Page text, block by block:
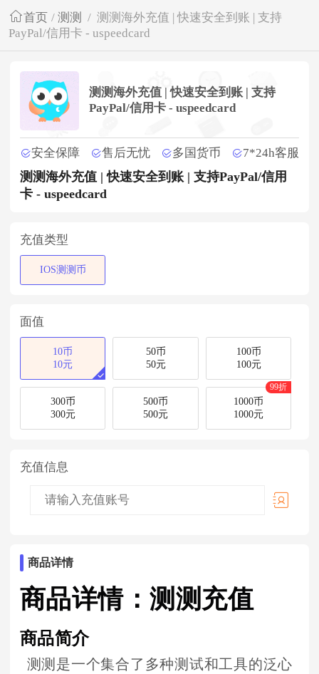
首页 / 测测 / 测测海外充值 | 快速安全到账 | 支持
PayPal/信用卡 - uspeedcard
测测海外充值 | 快速安全到账 | 支持
PayPal/信用卡 - uspeedcard
安全保障 售后无忧 多国货币 7*24h客服
测测海外充值 | 快速安全到账 | 支持PayPal/信用
卡 - uspeedcard
充值类型
IOS测测币
面值
10币
10元
50币
50元
100币
100元
300币
300元
500币
500元
99折
1000币
1000元
充值信息
商品详情
商品详情：测测充值
商品简介
测测是一个集合了多种测试和工具的泛心